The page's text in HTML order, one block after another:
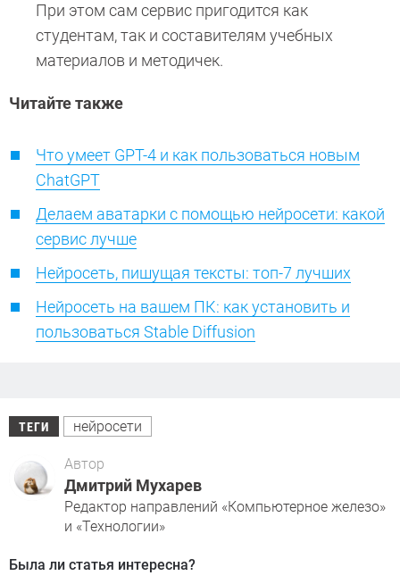
При этом сам сервис пригодится как
студентам, так и составителям учебных
материалов и методичек.
Читайте также
Что умеет GPT-4 и как пользоваться новым
ChatGPT
Делаем аватарки с помощью нейросети: какой
сервис лучше
Нейросеть, пишущая тексты: топ-7 лучших
Нейросеть на вашем ПК: как установить и
пользоваться Stable Diffusion
ТЕГИ нейросети
Автор
Дмитрий Мухарев
Редактор направлений «Компьютерное железо»
и «Технологии»
Была ли статья интересна?